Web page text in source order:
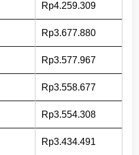
Rp4.259.309
Rp3.677.880
Rp3.577.967
Rp3.558.677
Rp3.554.308
Rp3.434.491